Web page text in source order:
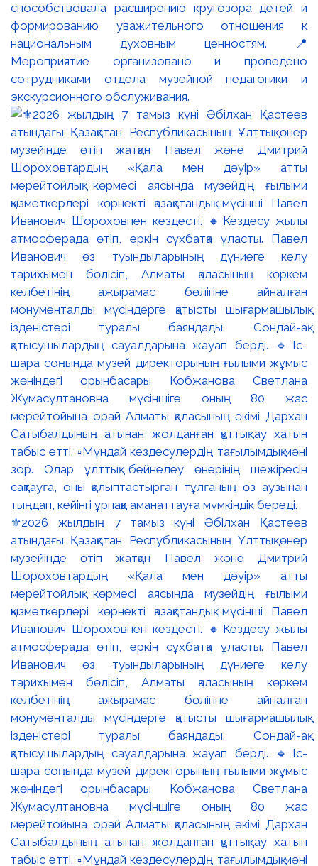
способствовала расширению кругозора детей и
формированию уважительного отношения к
национальным духовным ценностям. 📍
Мероприятие организовано и проведено
сотрудниками отдела музейной педагогики и
экскурсионного обслуживания.
⚜️2026 жылдың 7 тамыз күні Әбілхан Қастеев
атындағы Қазақстан Республикасының Ұлттық өнер
музейінде өтіп жатқан Павел және Дмитрий
Шороховтардың «Қала мен дәуір» атты
мерейтойлық көрмесі аясында музейдің ғылыми
қызметкерлері көрнекті қазақстандық мүсінші Павел
Иванович Шороховпен кездесті. 🔸Кездесу жылы
атмосферада өтіп, еркін сұхбатқа ұласты. Павел
Иванович өз туындыларының дүниеге келу
тарихымен бөлісіп, Алматы қаласының көркем
келбетінің ажырамас бөлігіне айналған
монументалды мүсіндерге қатысты шығармашылық
ізденістері туралы баяндады. Сондай-ақ
қатысушылардың сауалдарына жауап берді. 🔹Іс-
шара соңында музей директорының ғылыми жұмыс
жөніндегі орынбасары Кобжанова Светлана
Жумасултановна мүсіншіге оның 80 жас
мерейтойына орай Алматы қаласының әкімі Дархан
Сатыбалдының атынан жолданған құттықтау хатын
табыс етті. ▫️Мұндай кездесулердің тағылымдық мәні